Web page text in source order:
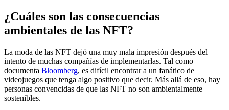
¿Cuáles son las consecuencias
ambientales de las NFT?
La moda de las NFT dejó una muy mala impresión después del
intento de muchas compañías de implementarlas. Tal como
documenta Bloomberg, es difícil encontrar a un fanático de
videojuegos que tenga algo positivo que decir. Más allá de eso, hay
personas convencidas de que las NFT no son ambientalmente
sostenibles.